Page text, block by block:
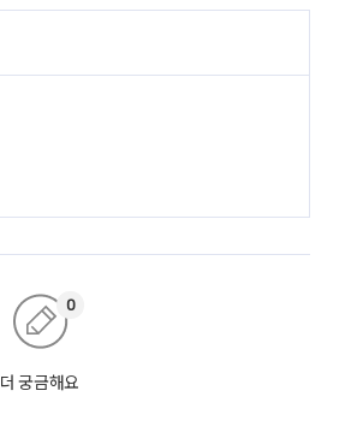
더 궁금해요
0